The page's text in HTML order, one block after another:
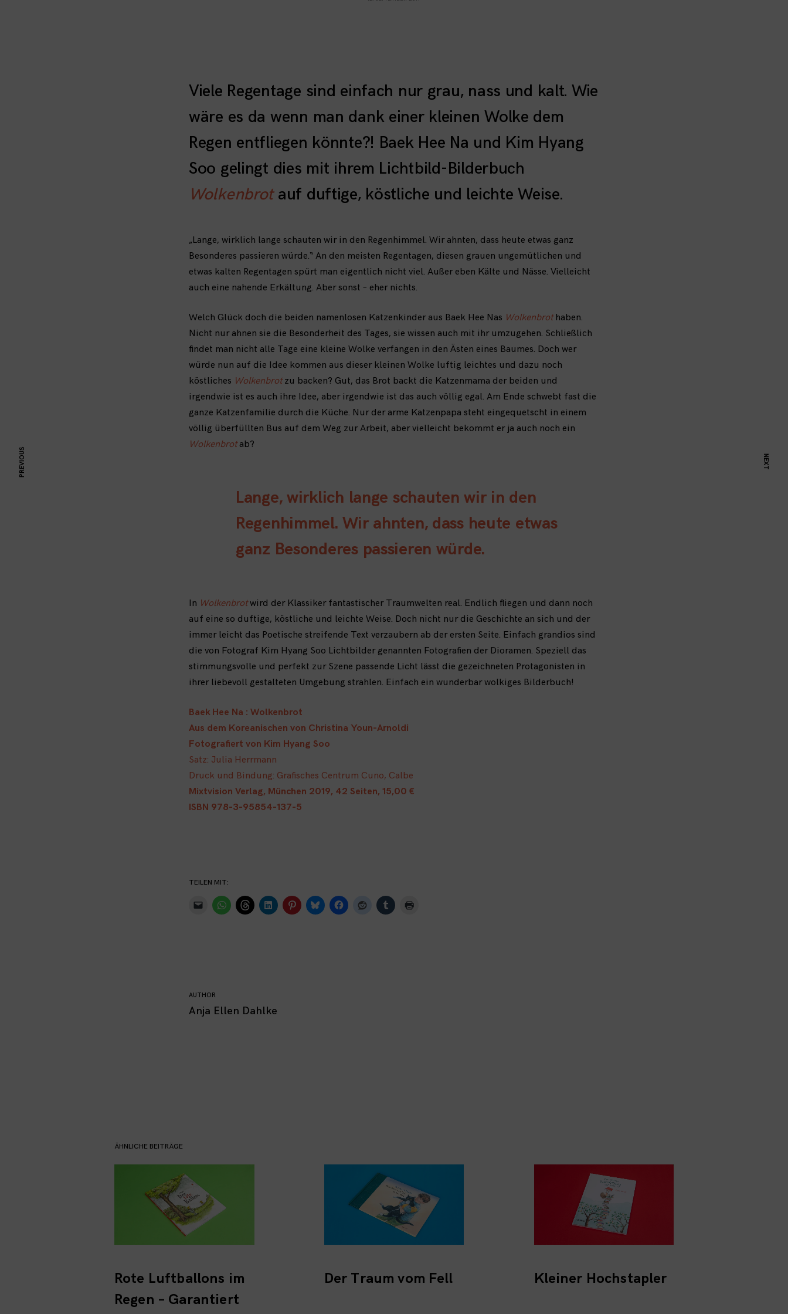
Viele Regentage sind einfach nur grau, nass und kalt. Wie
wäre es da wenn man dank einer kleinen Wolke dem
Regen entfliegen könnte?! Baek Hee Na und Kim Hyang
Soo gelingt dies mit ihrem Lichtbild-Bilderbuch
Wolkenbrotauf duftige, köstliche und leichte Weise.
„Lange, wirklich lange schauten wir in den Regenhimmel. Wir ahnten, dass heute etwas ganz
Besonderes passieren würde.“ An den meisten Regentagen, diesen grauen ungemütlichen und
etwas kalten Regentagen spürt man eigentlich nicht viel. Außer eben Kälte und Nässe. Vielleicht
auch eine nahende Erkältung. Aber sonst – eher nichts.
Welch Glück doch die beiden namenlosen Katzenkinder aus Baek Hee Nas Wolkenbrothaben.
Nicht nur ahnen sie die Besonderheit des Tages, sie wissen auch mit ihr umzugehen. Schließlich
findet man nicht alle Tage eine kleine Wolke verfangen in den Ästen eines Baumes. Doch wer
würde nun auf die Idee kommen aus dieser kleinen Wolke luftig leichtes und dazu noch
köstliches Wolkenbrotzu backen? Gut, das Brot backt die Katzenmama der beiden und
irgendwie ist es auch ihre Idee, aber irgendwie ist das auch völlig egal. Am Ende schwebt fast die
ganze Katzenfamilie durch die Küche. Nur der arme Katzenpapa steht eingequetscht in einem
völlig überfüllten Bus auf dem Weg zur Arbeit, aber vielleicht bekommt er ja auch noch ein
Wolkenbrotab?
Lange, wirklich lange schauten wir in den
Regenhimmel. Wir ahnten, dass heute etwas
ganz Besonderes passieren würde.
In Wolkenbrotwird der Klassiker fantastischer Traumwelten real. Endlich fliegen und dann noch
auf eine so duftige, köstliche und leichte Weise. Doch nicht nur die Geschichte an sich und der
immer leicht das Poetische streifende Text verzaubern ab der ersten Seite. Einfach grandios sind
die von Fotograf Kim Hyang Soo Lichtbilder genannten Fotografien der Dioramen. Speziell das
stimmungsvolle und perfekt zur Szene passende Licht lässt die gezeichneten Protagonisten in
ihrer liebevoll gestalteten Umgebung strahlen. Einfach ein wunderbar wolkiges Bilderbuch!
Baek Hee Na : Wolkenbrot
Aus dem Koreanischen von Christina Youn-Arnoldi
Fotografiert von Kim Hyang Soo
Satz: Julia Herrmann
Druck und Bindung: Grafisches Centrum Cuno, Calbe
Mixtvision Verlag, München 2019, 42 Seiten, 15,00 €
ISBN 978-3-95854-137-5
TEILEN MIT:
AUTHOR
Anja Ellen Dahlke
PREVIOUS NEXT
ÄHNLICHE BEITRÄGE
Rote Luftballons im
Regen – Garantiert
Der Traum vom Fell Kleiner Hochstapler